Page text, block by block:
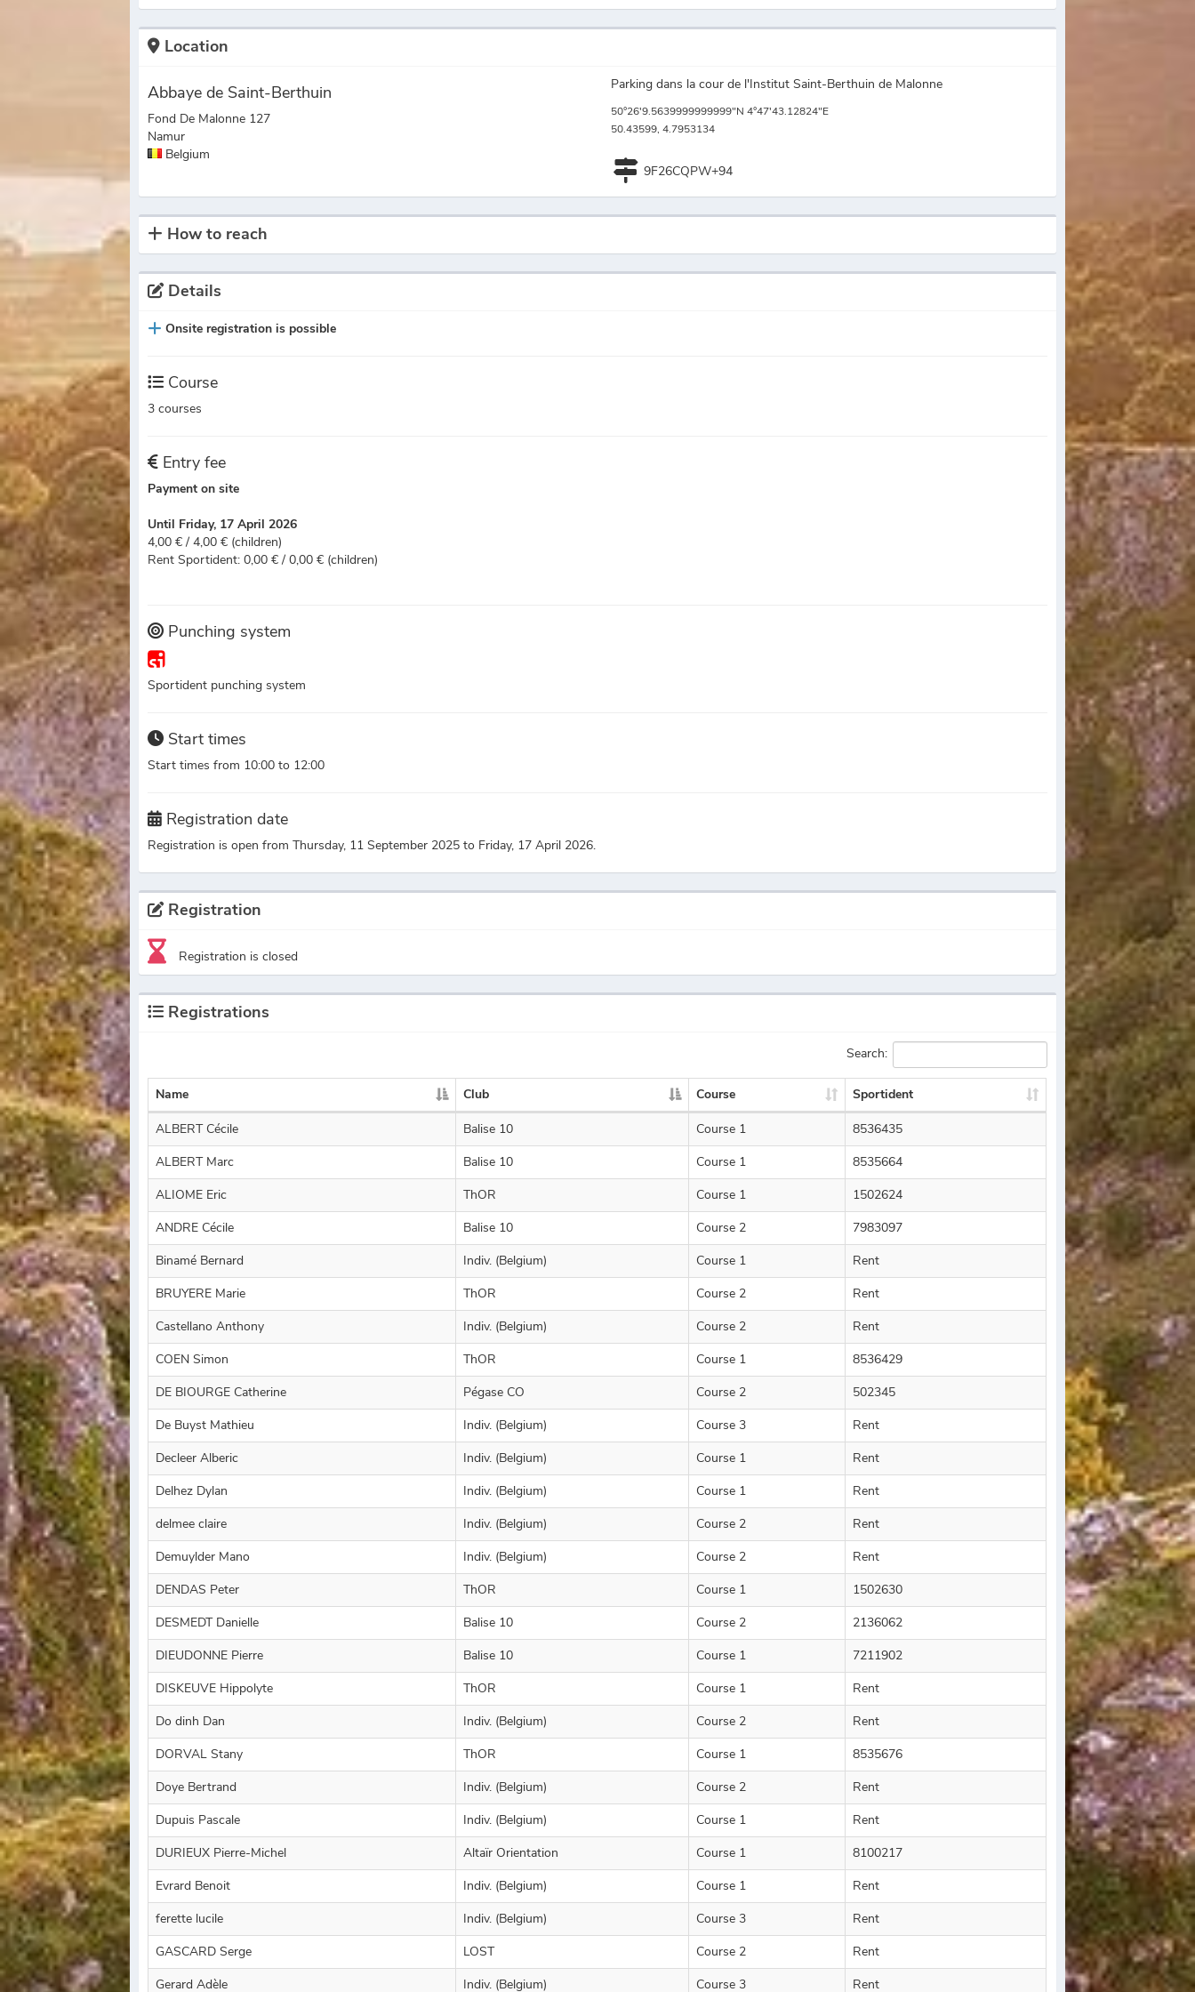
Location
Abbaye de Saint-Berthuin
Fond De Malonne 127
Namur
Belgium
Parking dans la cour de l'Institut Saint-Berthuin de Malonne
50°26'9.5639999999999"N 4°47'43.12824"E
50.43599, 4.7953134
9F26CQPW+94
How to reach
Details
Onsite registration is possible
Course
3 courses
Entry fee
Payment on site
Until Friday, 17 April 2026
4,00 € / 4,00 € (children)
Rent Sportident: 0,00 € / 0,00 € (children)
Punching system
Sportident punching system
Start times
Start times from 10:00 to 12:00
Registration date
Registration is open from Thursday, 11 September 2025 to Friday, 17 April 2026.
Registration
Registration is closed
Registrations
Search:
Name Club Course Sportident
ALBERT Cécile Balise 10 Course 1
8536435
ALBERT Marc
Balise 10 Course 1
8535664
ALIOME Eric
ThOR Course 1
1502624
ANDRE Cécile
Balise 10 Course 2
7983097
Binamé Bernard
Indiv. (Belgium) Course 1
Rent
BRUYERE Marie
ThOR Course 2
Rent
Castellano Anthony
Indiv. (Belgium) Course 2
Rent
COEN Simon
ThOR Course 1
8536429
DE BIOURGE Catherine
Pégase CO Course 2
502345
De Buyst Mathieu
Indiv. (Belgium) Course 3
Rent
Decleer Alberic
Indiv. (Belgium) Course 1
Rent
Delhez Dylan
Indiv. (Belgium) Course 1
Rent
delmee claire
Indiv. (Belgium) Course 2
Rent
Demuylder Mano
Indiv. (Belgium) Course 2
Rent
DENDAS Peter
ThOR Course 1
1502630
DESMEDT Danielle
Balise 10 Course 2
2136062
DIEUDONNE Pierre
Balise 10 Course 1
7211902
DISKEUVE Hippolyte
ThOR Course 1
Rent
Do dinh Dan
Indiv. (Belgium) Course 2
Rent
DORVAL Stany
ThOR Course 1
8535676
Doye Bertrand
Indiv. (Belgium) Course 2
Rent
Dupuis Pascale
Indiv. (Belgium) Course 1
Rent
DURIEUX Pierre-Michel
Altaïr Orientation Course 1
8100217
Evrard Benoit
Indiv. (Belgium) Course 1
Rent
ferette lucile
Indiv. (Belgium) Course 3
Rent
GASCARD Serge
LOST Course 2
Rent
Gerard Adèle
Indiv. (Belgium) Course 3 Rent